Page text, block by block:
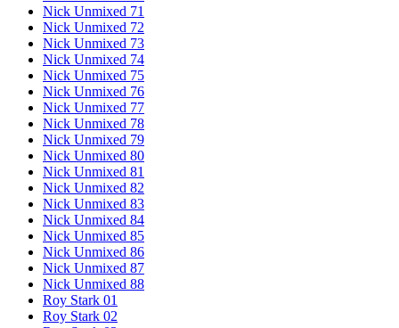
Nick Unmixed 71
Nick Unmixed 72
Nick Unmixed 73
Nick Unmixed 74
Nick Unmixed 75
Nick Unmixed 76
Nick Unmixed 77
Nick Unmixed 78
Nick Unmixed 79
Nick Unmixed 80
Nick Unmixed 81
Nick Unmixed 82
Nick Unmixed 83
Nick Unmixed 84
Nick Unmixed 85
Nick Unmixed 86
Nick Unmixed 87
Nick Unmixed 88
Roy Stark 01
Roy Stark 02